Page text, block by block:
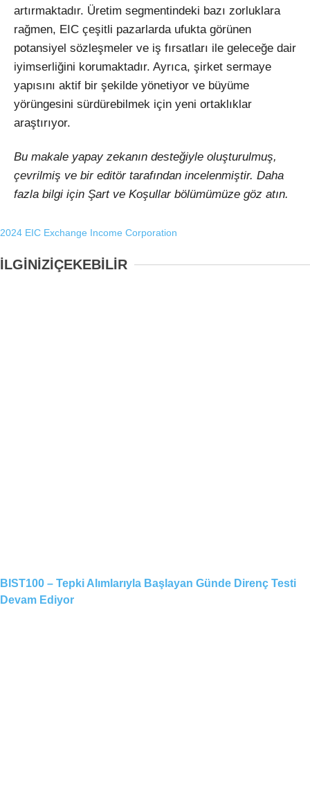
artırmaktadır. Üretim segmentindeki bazı zorluklara
rağmen, EIC çeşitli pazarlarda ufukta görünen
potansiyel sözleşmeler ve iş fırsatları ile geleceğe dair
iyimserliğini korumaktadır. Ayrıca, şirket sermaye
yapısını aktif bir şekilde yönetiyor ve büyüme
yörüngesini sürdürebilmek için yeni ortaklıklar
araştırıyor.
Bu makale yapay zekanın desteğiyle oluşturulmuş,
çevrilmiş ve bir editör tarafından incelenmiştir. Daha
fazla bilgi için Şart ve Koşullar bölümümüze göz atın.
2024 EIC Exchange Income Corporation
İLGİNİZİÇEKEBİLİR
BIST100 – Tepki Alımlarıyla Başlayan Günde Direnç Testi
Devam Ediyor